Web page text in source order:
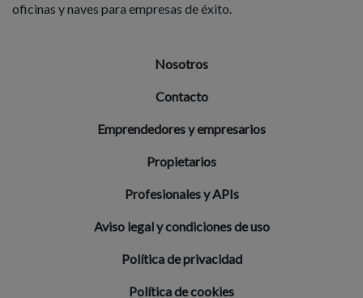
oficinas y naves para empresas de éxito.
Nosotros
Contacto
Emprendedores y empresarios
Propietarios
Profesionales y APIs
Aviso legal y condiciones de uso
Política de privacidad
Política de cookies